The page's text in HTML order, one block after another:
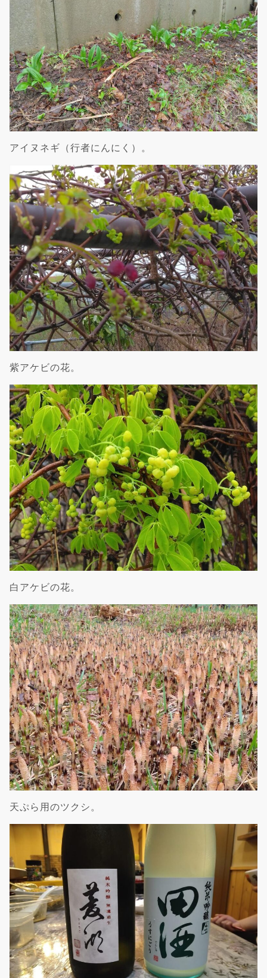
アイヌネギ（行者にんにく）。
紫アケビの花。
白アケビの花。
天ぷら用のツクシ。